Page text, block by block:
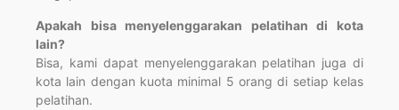
Apakah bisa menyelenggarakan pelatihan di kota
lain?
Bisa, kami dapat menyelenggarakan pelatihan juga di
kota lain dengan kuota minimal 5 orang di setiap kelas
pelatihan.